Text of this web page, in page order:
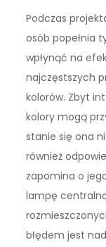
Podczas
osób popełnia
wpłynąć na
najczęstszych
kolorów. Zbyt
kolory mogą
stanie się ona
również
zapomina o
lampę
błędem jest